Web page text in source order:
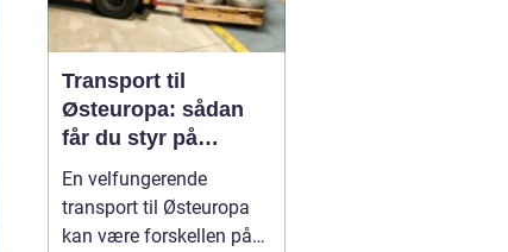
Transport til
Østeuropa: sådan
får du styr på
logistikken
En velfungerende
transport til Østeuropa
kan være forskellen på